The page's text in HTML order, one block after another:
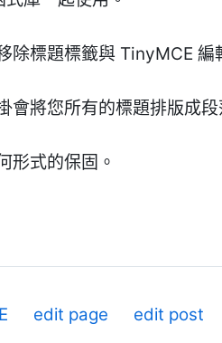
除標題標籤與 TinyMCE
會將您所有的標題排版成
形式的保固。
edit page edit post